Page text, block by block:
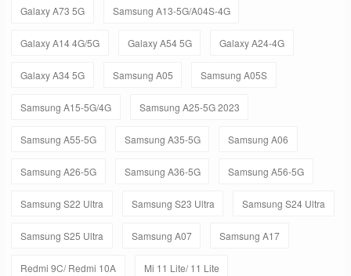
Galaxy A73 5G Samsung A13-5G/A04S-4G
Galaxy A14 4G/5G Galaxy A54 5G Galaxy A24-4G
Galaxy A34 5G Samsung A05 Samsung A05S
Samsung A15-5G/4G Samsung A25-5G 2023
Samsung A55-5G Samsung A35-5G Samsung A06
Samsung A26-5G Samsung A36-5G Samsung A56-5G
Samsung S22 Ultra Samsung S23 Ultra Samsung S24 Ultra
Samsung S25 Ultra Samsung A07 Samsung A17
Redmi 9C/ Redmi 10A Mi 11 Lite/ 11 Lite